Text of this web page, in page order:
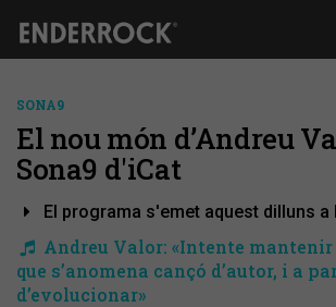
SONA9
El nou món d’Andreu
Sona9 d'iCat
El programa s'emet aquest dilluns a
Andreu Valor: «Intente mantenir
que s’anomena cançó d’autor, i a
d’evolucionar»